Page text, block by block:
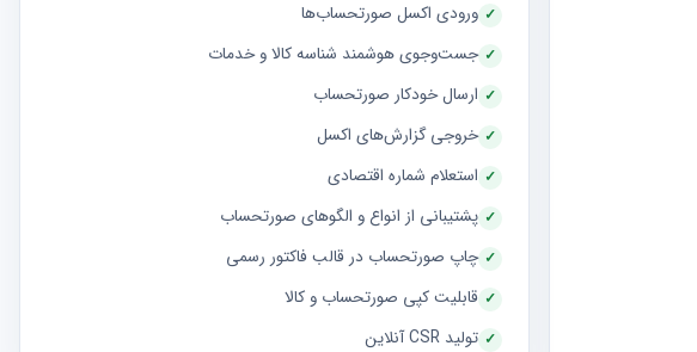
ورودی اکسل صورتحساب‌ها
جست‌وجوی هوشمند شناسه کالا و خدمات
ارسال خودکار صورتحساب
خروجی گزارش‌های اکسل
استعلام شماره اقتصادی
پشتیبانی از انواع و الگوهای صورتحساب
چاپ صورتحساب در قالب فاکتور رسمی
قابلیت کپی صورتحساب و کالا
تولید CSR آنلاین